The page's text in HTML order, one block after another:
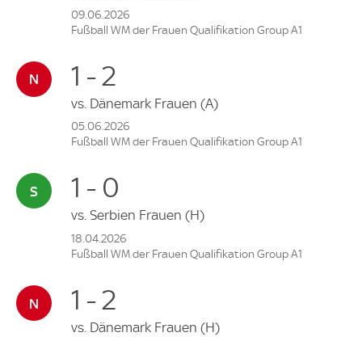
09.06.2026
Fußball WM der Frauen Qualifikation Group A1
1 - 2
vs. Dänemark Frauen (A)
05.06.2026
Fußball WM der Frauen Qualifikation Group A1
1 - 0
vs. Serbien Frauen (H)
18.04.2026
Fußball WM der Frauen Qualifikation Group A1
1 - 2
vs. Dänemark Frauen (H)